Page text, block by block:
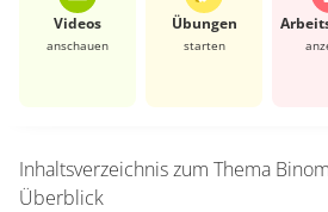
Videos
anschauen
Übungen
starten
Inhaltsverzeichnis zum Thema
Überblick